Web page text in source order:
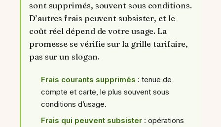
sont supprimés, souvent sous conditions.
D’autres frais peuvent subsister, et le
coût réel dépend de votre usage. La
promesse se vérifie sur la grille tarifaire,
pas sur un slogan.
Frais courants supprimés : tenue de
compte et carte, le plus souvent sous
conditions d’usage.
Frais qui peuvent subsister : opérations